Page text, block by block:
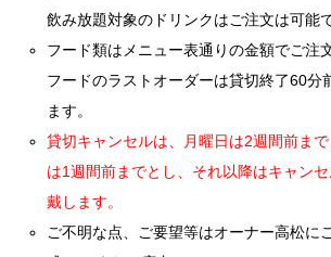
飲み放題対象のドリンクはご注文は可能で
フード類はメニュー表通りの金額でご注
フードのラストオーダーは貸切終了60分
ます。
貸切キャンセルは、月曜日は2週間前ま
は1週間前までとし、それ以降はキャン
戴します。
ご不明な点、ご要望等はオーナー高松に